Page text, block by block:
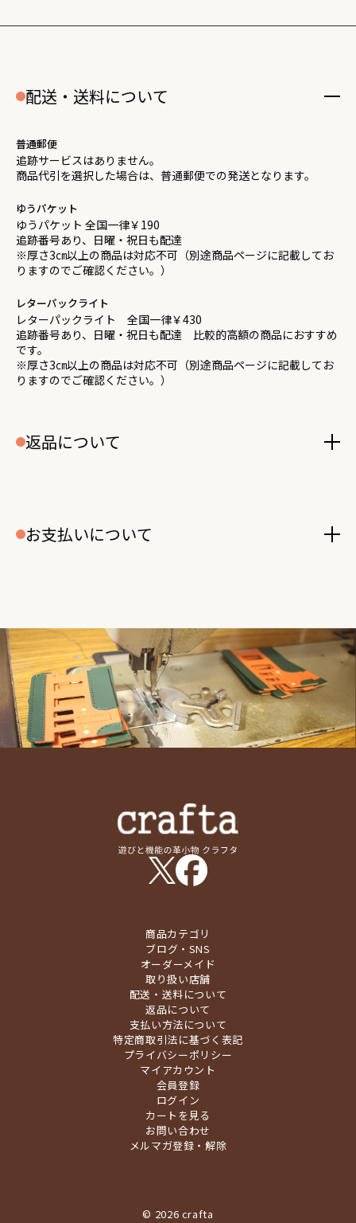
配送・送料について
普通郵便
追跡サービスはありません。
商品代引を選択した場合は、普通郵便での発送となります。
ゆうパケット
ゆうパケット 全国一律￥190
追跡番号あり、日曜・祝日も配達
※厚さ3㎝以上の商品は対応不可（別途商品ページに記載してお
りますのでご確認ください。）
レターパックライト
レターパックライト 全国一律￥430
追跡番号あり、日曜・祝日も配達 比較的高額の商品におすすめ
です。
※厚さ3㎝以上の商品は対応不可（別途商品ページに記載してお
りますのでご確認ください。）
返品について
お支払いについて
商品カテゴリ
ブログ・SNS
オーダーメイド
取り扱い店舗
配送・送料について
返品について
支払い方法について
特定商取引法に基づく表記
プライバシーポリシー
マイアカウント
会員登録
ログイン
カートを見る
お問い合わせ
メルマガ登録・解除
© 2026 crafta